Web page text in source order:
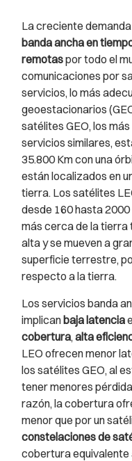
La creciente
banda ancha en
remotaspor todo el
comunicaciones por
servicios, lo más
geoestacionarios
satélites GEO, los
servicios similares,
35.800 Km con una
están localizados en
tierra. Los satélites
desde 160 hasta
más cerca de la tierra
alta y se mueven a
superficie terrestre,
respecto a la tierra.
Los servicios banda
implicanbaja latencia
cobertura,alta
LEO ofrecen menor
los satélites GEO, al
tener menores
razón, la cobertura
menor que por un
constelaciones de
cobertura equivalente